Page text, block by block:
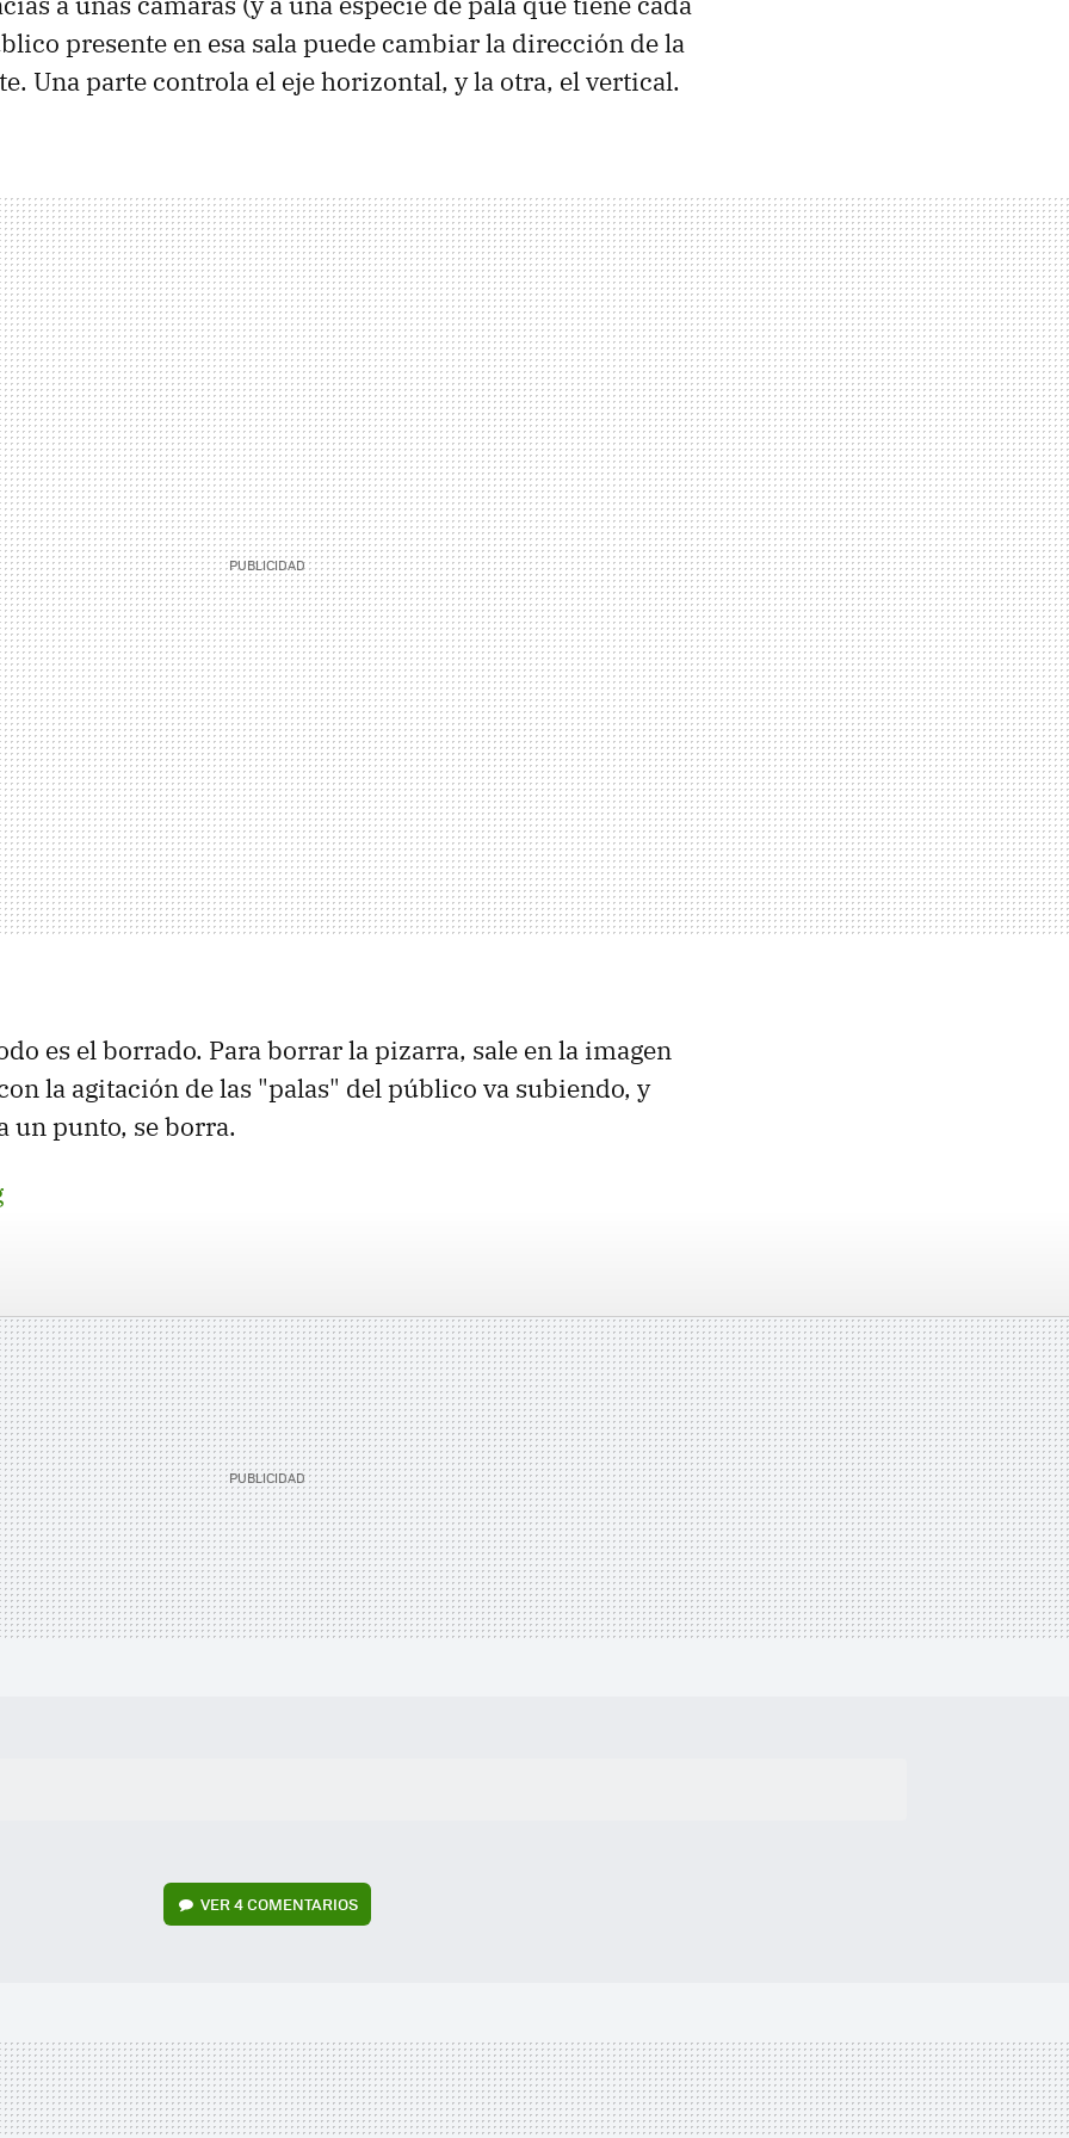
presente en esa sala puede cambiar la dirección de la
Una parte controla el eje horizontal, y la otra, el vertical.
es el borrado. Para borrar la pizarra, sale en la imagen
la agitación de las "palas" del público va subiendo, y
un punto, se borra.
VER4 COMENTARIOS